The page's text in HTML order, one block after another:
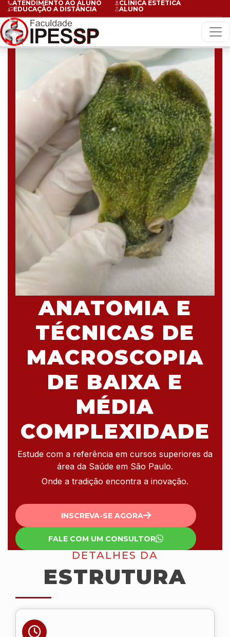
ATENDIMENTO AO ALUNO
CLÍNICA ESTÉTICA
EDUCAÇÃO A DISTÂNCIA
ALUNO
ANATOMIA E
TÉCNICAS DE
MACROSCOPIA
DE BAIXA E
MÉDIA
COMPLEXIDADE
Estude com a referência em cursos superiores da
área da Saúde em São Paulo.
Onde a tradição encontra a inovação.
INSCREVA-SE AGORA
FALE COM UM CONSULTOR
DETALHES DA
ESTRUTURA